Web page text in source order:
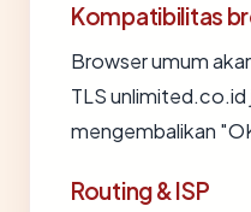
Kompatibilitas
Browser umum
TLS unlimited.co.id
mengembalikan
Routing & ISP